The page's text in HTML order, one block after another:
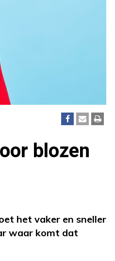
blozen
het vaker en sneller
waar komt dat